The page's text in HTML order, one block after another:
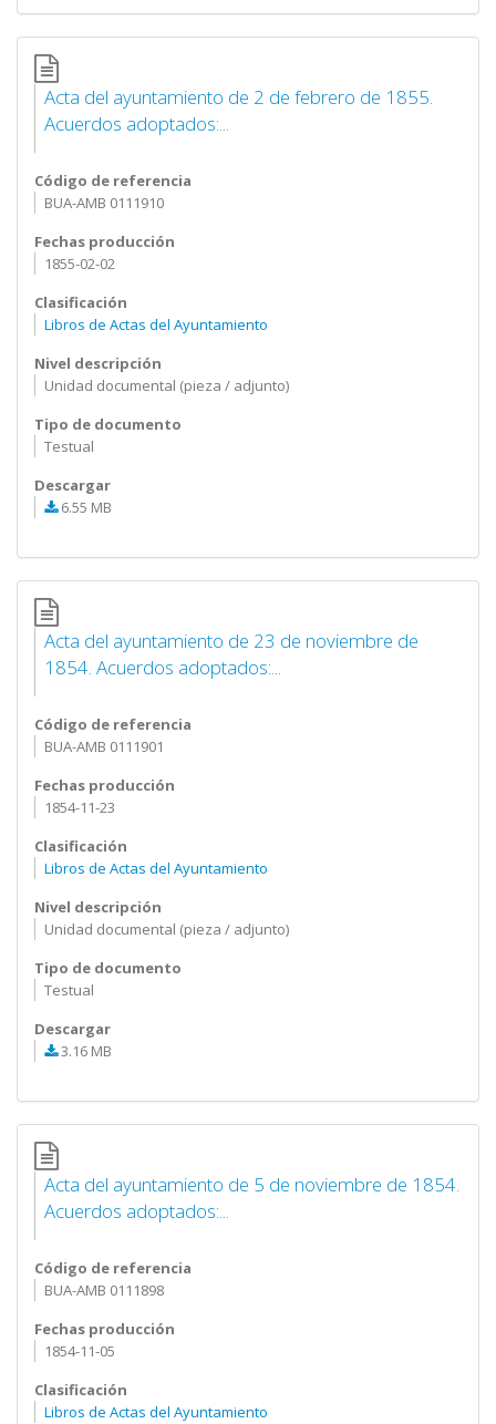
Acta del ayuntamiento de 2 de febrero de 1855.
Acuerdos adoptados:...
Código de referencia
BUA-AMB 0111910
Fechas producción
1855-02-02
Clasificación
Libros de Actas del Ayuntamiento
Nivel descripción
Unidad documental (pieza / adjunto)
Tipo de documento
Testual
Descargar
6.55 MB
Acta del ayuntamiento de 23 de noviembre de
1854. Acuerdos adoptados:...
Código de referencia
BUA-AMB 0111901
Fechas producción
1854-11-23
Clasificación
Libros de Actas del Ayuntamiento
Nivel descripción
Unidad documental (pieza / adjunto)
Tipo de documento
Testual
Descargar
3.16 MB
Acta del ayuntamiento de 5 de noviembre de 1854.
Acuerdos adoptados:...
Código de referencia
BUA-AMB 0111898
Fechas producción
1854-11-05
Clasificación
Libros de Actas del Ayuntamiento